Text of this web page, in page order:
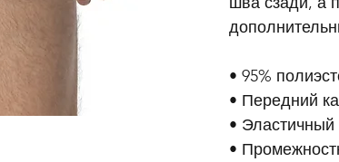
• 95%
• Передний
•
•